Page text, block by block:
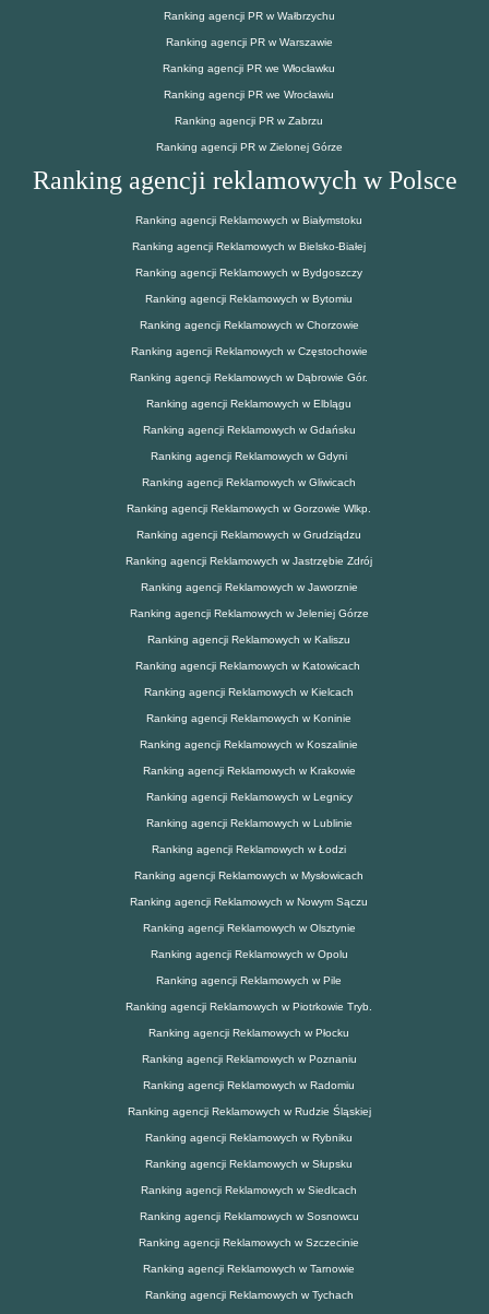
Ranking agencji PR w Wałbrzychu
Ranking agencji PR w Warszawie
Ranking agencji PR we Włocławku
Ranking agencji PR we Wrocławiu
Ranking agencji PR w Zabrzu
Ranking agencji PR w Zielonej Górze
Ranking agencji reklamowych w Polsce
Ranking agencji Reklamowych w Białymstoku
Ranking agencji Reklamowych w Bielsko-Białej
Ranking agencji Reklamowych w Bydgoszczy
Ranking agencji Reklamowych w Bytomiu
Ranking agencji Reklamowych w Chorzowie
Ranking agencji Reklamowych w Częstochowie
Ranking agencji Reklamowych w Dąbrowie Gór.
Ranking agencji Reklamowych w Elblągu
Ranking agencji Reklamowych w Gdańsku
Ranking agencji Reklamowych w Gdyni
Ranking agencji Reklamowych w Gliwicach
Ranking agencji Reklamowych w Gorzowie Wlkp.
Ranking agencji Reklamowych w Grudziądzu
Ranking agencji Reklamowych w Jastrzębie Zdrój
Ranking agencji Reklamowych w Jaworznie
Ranking agencji Reklamowych w Jeleniej Górze
Ranking agencji Reklamowych w Kaliszu
Ranking agencji Reklamowych w Katowicach
Ranking agencji Reklamowych w Kielcach
Ranking agencji Reklamowych w Koninie
Ranking agencji Reklamowych w Koszalinie
Ranking agencji Reklamowych w Krakowie
Ranking agencji Reklamowych w Legnicy
Ranking agencji Reklamowych w Lublinie
Ranking agencji Reklamowych w Łodzi
Ranking agencji Reklamowych w Mysłowicach
Ranking agencji Reklamowych w Nowym Sączu
Ranking agencji Reklamowych w Olsztynie
Ranking agencji Reklamowych w Opolu
Ranking agencji Reklamowych w Pile
Ranking agencji Reklamowych w Piotrkowie Tryb.
Ranking agencji Reklamowych w Płocku
Ranking agencji Reklamowych w Poznaniu
Ranking agencji Reklamowych w Radomiu
Ranking agencji Reklamowych w Rudzie Śląskiej
Ranking agencji Reklamowych w Rybniku
Ranking agencji Reklamowych w Słupsku
Ranking agencji Reklamowych w Siedlcach
Ranking agencji Reklamowych w Sosnowcu
Ranking agencji Reklamowych w Szczecinie
Ranking agencji Reklamowych w Tarnowie
Ranking agencji Reklamowych w Tychach